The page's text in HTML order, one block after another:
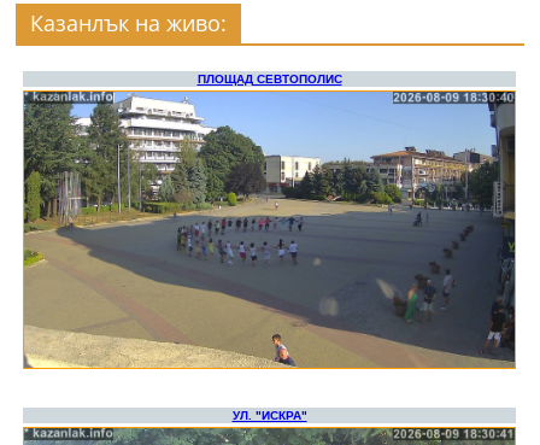
Казанлък на живо: